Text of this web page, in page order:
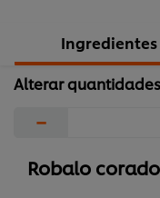
Ingredientes
Alterar
−
Robalo